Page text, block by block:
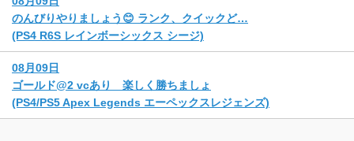
のんびりやりましょう😊 ランク、クイックど…
(PS4 R6S レインボーシックス シージ)
08月09日
ゴールド@2 vcあり 楽しく勝ちましょ
(PS4/PS5 Apex Legends エーペックスレジェンズ)